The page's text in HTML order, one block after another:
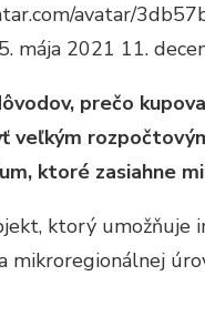
avatar/
5. mája 2021 11.
prečo
veľkým
ktoré zasiahne
ktorý umožňuje
mikroregionálnej